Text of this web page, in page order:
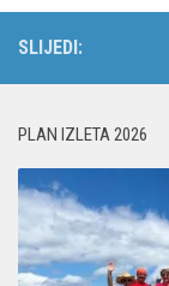
SLIJEDI:
PLAN IZLETA 2026